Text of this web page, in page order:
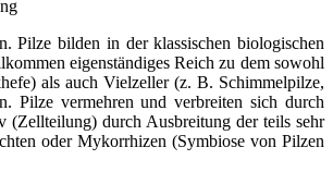
Pilze bilden in der klassischen biologischen
eigenständiges Reich zu dem sowohl
als auch Vielzeller (z. B. Schimmelpilze,
Pilze vermehren und verbreiten sich durch
(Zellteilung) durch Ausbreitung der teils sehr
oder Mykorrhizen (Symbiose von Pilzen